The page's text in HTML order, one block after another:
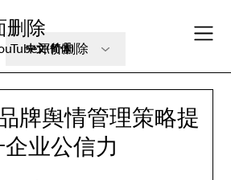
删除
评价删除
牌舆情管理策略提
业公信力